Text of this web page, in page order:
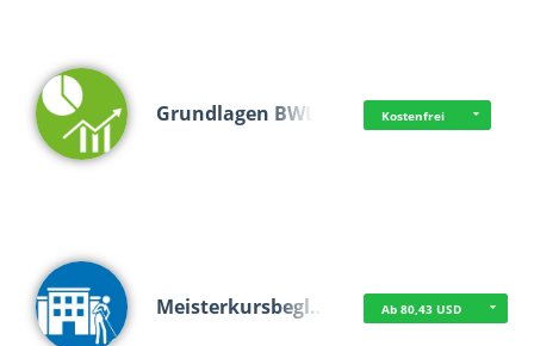
Grundlagen BWL Kostenfrei
Meisterkursbegl… Ab 80,43 USD